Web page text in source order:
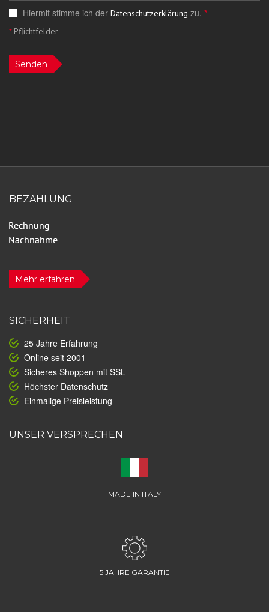
Hiermit stimme ich der Datenschutzerklärung zu. *
*Pflichtfelder
Senden
BEZAHLUNG
Mehr erfahren
SICHERHEIT
25 Jahre Erfahrung
Online seit 2001
Sicheres Shoppen mit SSL
Höchster Datenschutz
Einmalige Preisleistung
UNSER VERSPRECHEN
MADE IN ITALY
5 JAHRE GARANTIE